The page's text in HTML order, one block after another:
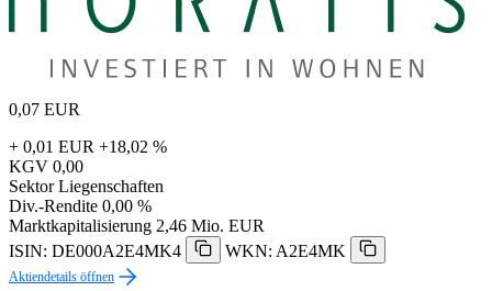
0,07 EUR
+ 0,01 EUR +18,02 %
KGV 0,00
Sektor Liegenschaften
Div.-Rendite 0,00 %
Marktkapitalisierung 2,46 Mio. EUR
ISIN: DE000A2E4MK4
WKN: A2E4MK
Aktiendetails öffnen